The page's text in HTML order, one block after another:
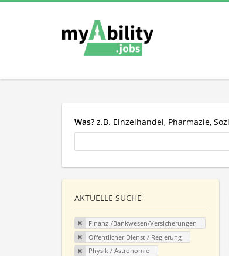
Was? z.B. Einzelhandel, Pharmazie,
AKTUELLE SUCHE
Finanz-/Bankwesen/Versicherungen
Öffentlicher Dienst / Regierung
Physik / Astronomie